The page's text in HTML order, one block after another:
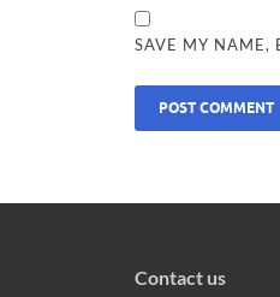
SAVE MY NAME,
Contact us